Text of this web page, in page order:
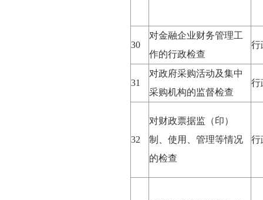
30
对金融企业财务管理工
作的行政检查
行
31
对政府采购活动及集中
采购机构的监督检查
行
32
对财政票据监（印）
制、使用、管理等情况
的检查
行